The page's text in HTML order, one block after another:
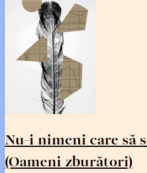
Nu-i nimeni care să
(Oameni zburători)